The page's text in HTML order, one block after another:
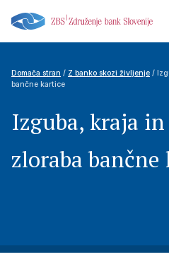
Izguba, kraja in
zloraba bančne
Domača stran / Z banko skozi življenje /
bančne kartice